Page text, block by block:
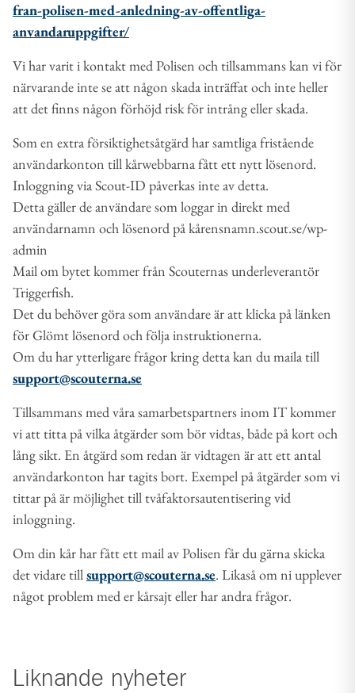
fran-polisen-med-anledning-av-offentliga-
anvandaruppgifter/
Vi har varit i kontakt med Polisen och tillsammans kan vi för
närvarande inte se att någon skada inträffat och inte heller
att det finns någon förhöjd risk för intrång eller skada.
Som en extra försiktighetsåtgärd har samtliga fristående
användarkonton till kårwebbarna fått ett nytt lösenord.
Inloggning via Scout-ID påverkas inte av detta.
Detta gäller de användare som loggar in direkt med
användarnamn och lösenord på kårensnamn.scout.se/wp-
admin
Mail om bytet kommer från Scouternas underleverantör
Triggerfish.
Det du behöver göra som användare är att klicka på länken
för Glömt lösenord och följa instruktionerna.
Om du har ytterligare frågor kring detta kan du maila till
support@scouterna.se
Tillsammans med våra samarbetspartners inom IT kommer
vi att titta på vilka åtgärder som bör vidtas, både på kort och
lång sikt. En åtgärd som redan är vidtagen är att ett antal
användarkonton har tagits bort. Exempel på åtgärder som vi
tittar på är möjlighet till tvåfaktorsautentisering vid
inloggning.
Om din kår har fått ett mail av Polisen får du gärna skicka
det vidare tillsupport@scouterna.se. Likaså om ni upplever
något problem med er kårsajt eller har andra frågor.
Liknande nyheter